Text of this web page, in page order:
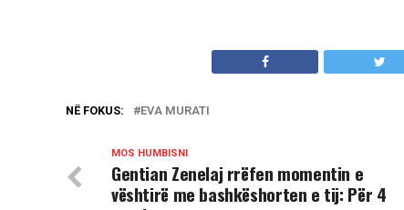
NË FOKUS: EVA MURATI
MOS HUMBISNI
Gentian Zenelaj rrëfen momentin e
vështirë me bashkëshorten e tij: Për 4